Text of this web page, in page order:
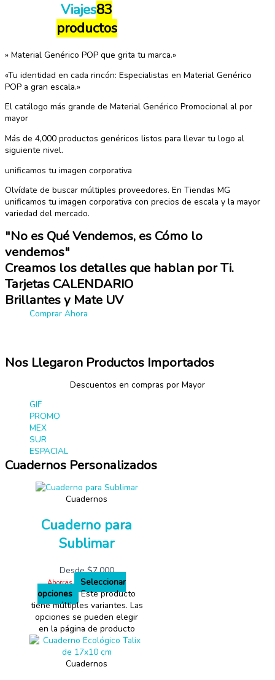
Viajes83
productos
» Material Genérico POP que grita tu marca.»
«Tu identidad en cada rincón: Especialistas en Material Genérico
POP a gran escala.»
El catálogo más grande de Material Genérico Promocional al por
mayor
Más de 4,000 productos genéricos listos para llevar tu logo al
siguiente nivel.
unificamos tu imagen corporativa
Olvídate de buscar múltiples proveedores. En Tiendas MG
unificamos tu imagen corporativa con precios de escala y la mayor
variedad del mercado.
"No es Qué Vendemos, es Cómo lo
vendemos"
Creamos los detalles que hablan por Ti.
Tarjetas CALENDARIO
Brillantes y Mate UV
Comprar Ahora
Nos Llegaron Productos Importados
Descuentos en compras por Mayor
GIF
PROMO
MEX
SUR
ESPACIAL
Cuadernos Personalizados
Cuadernos
Cuaderno para
Sublimar
Desde$7,000
Ahorras
Seleccionar
opciones
Este producto
tiene múltiples variantes. Las
opciones se pueden elegir
en la página de producto
Cuadernos